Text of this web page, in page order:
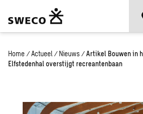
Home / Actueel / Nieuws / Artikel Bouwen in
Elfstedenhal overstijgt recreantenbaan